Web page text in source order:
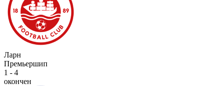
Ларн
Премьершип
1 - 4
окончен